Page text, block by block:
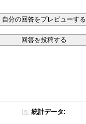
自分の回答をプレビューする
回答を投稿する
統計データ: